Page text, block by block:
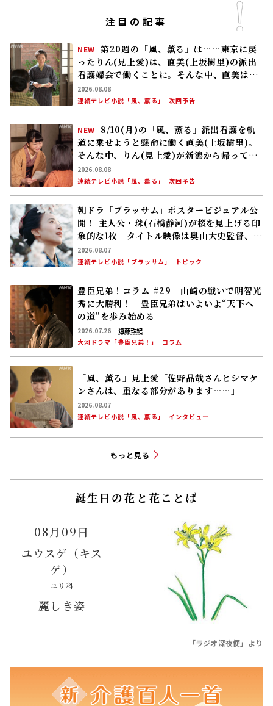
注目の記事
NEW 第20週の「風、薫る」は……東京に戻
ったりん(見上愛)は、直美(上坂樹里)の派出
看護婦会で働くことに。そんな中、直美は自
分の理想とした無償の看護を始める
2026.08.08
連続テレビ小説「風、薫る」
次回予告
NEW
8/10(月)の「風、薫る」派出看護を軌
道に乗せようと懸命に働く直美(上坂樹里)。
そんな中、りん(見上愛)が新潟から帰ってく
る
2026.08.08
連続テレビ小説「風、薫る」
次回予告
朝ドラ「ブラッサム」ポスタービジュアル公
開！ 主人公・珠(石橋静河)が桜を見上げる印
象的な1枚 タイトル映像は奥山大史監督、語
りは三條雅幸アナ 2026年度後期放送
2026.08.07
連続テレビ小説「ブラッサム」
トピック
豊臣兄弟！コラム #29 山崎の戦いで明智光
秀に大勝利！ 豊臣兄弟はいよいよ“天下へ
の道”を歩み始める
2026.07.26
遠藤珠紀
大河ドラマ「豊臣兄弟！」
コラム
「風、薫る」見上愛「佐野晶哉さんとシマケ
ンさんは、重なる部分があります……」
2026.08.07
連続テレビ小説「風、薫る」
インタビュー
もっと見る
誕生日の花と花ことば
08月09日
ユウスゲ（キス
ゲ）
ユリ科
麗しき姿
「ラジオ深夜便」より